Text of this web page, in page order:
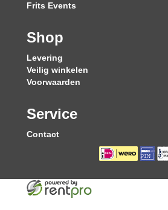
Frits Events
Shop
Levering
Veilig winkelen
Voorwaarden
Service
Contact